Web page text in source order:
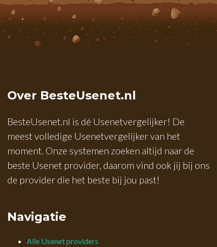
Over BesteUsenet.nl
BesteUsenet.nl is dé Usenetvergelijker! De
meest volledige Usenetvergelijker van het
moment. Onze systemen zoeken altijd naar de
beste Usenet provider, daarom vind ook jij bij ons
de provider die het beste bij jou past!
Navigatie
Alle Usenet providers